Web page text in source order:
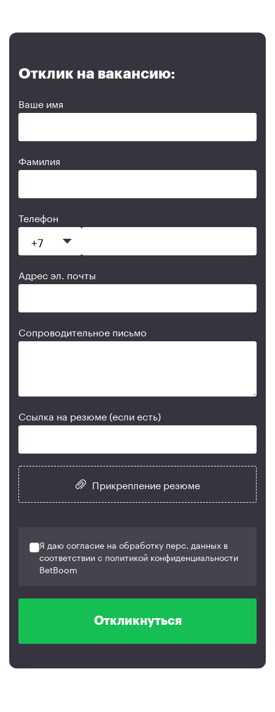
Отклик на вакансию:
Ваше имя
Фамилия
Телефон
Адрес эл. почты
Сопроводительное письмо
Ссылка на резюме (если есть)
Прикрепление резюме
Я даю согласие на обработку перс. данных в
соответствии с политикой конфиденциальности
BetBoom
Откликнуться